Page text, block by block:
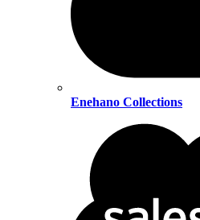
Enehano Collections